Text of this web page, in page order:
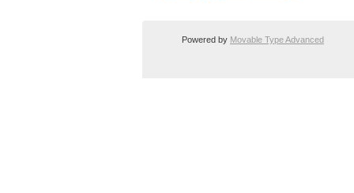
Powered by Movable Type Advanced